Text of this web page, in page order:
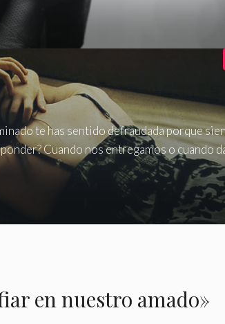
te has sentido defraudada porque
Cuando nos entregamos o cuando
en nuestro amado»